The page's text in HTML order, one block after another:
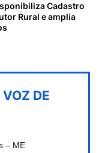
Cadastro
Rural e amplia
DE
– ME